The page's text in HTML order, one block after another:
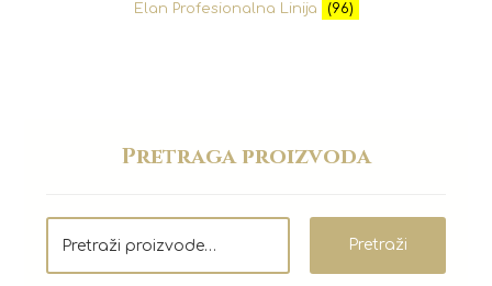
Elan Profesionalna Linija (96)
Pretraga proizvoda
Pretraži